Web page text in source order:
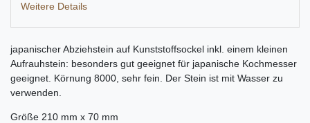
Weitere Details
japanischer Abziehstein auf Kunststoffsockel inkl. einem kleinen
Aufrauhstein: besonders gut geeignet für japanische Kochmesser
geeignet. Körnung 8000, sehr fein. Der Stein ist mit Wasser zu
verwenden.
Größe 210 mm x 70 mm